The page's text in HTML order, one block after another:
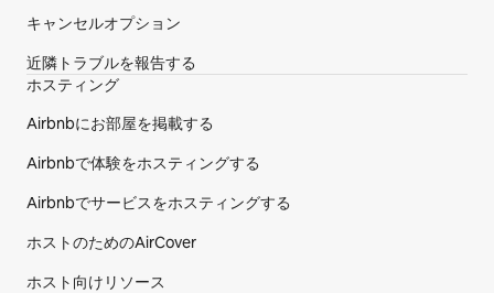
キャンセルオプション
近隣トラブルを報告する
ホスティング
Airbnbにお部屋を掲載する
Airbnbで体験をホスティングする
Airbnbでサービスをホスティングする
ホストのためのAirCover
ホスト向けリソース